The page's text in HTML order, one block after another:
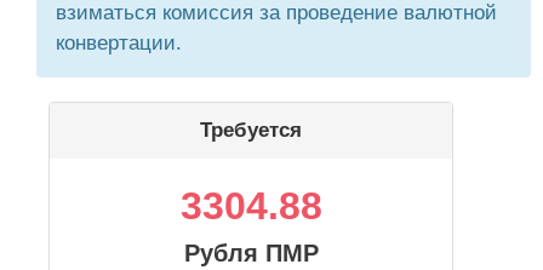
взиматься комиссия за проведение валютной
конвертации.
Требуется
3304.88
Рубля ПМР